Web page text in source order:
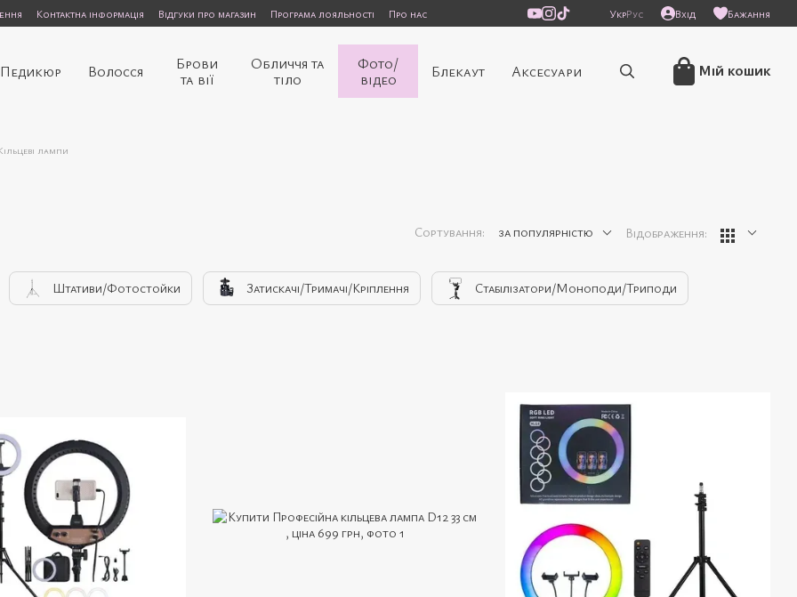
Контактна інформація Відгуки про магазин Програма лояльності Про нас УкрРус Вхід Бажання
Педикюр Волосся
Брови
та вії
Обличчя та
тіло
Фото/
відео
Блекаут Аксесуари Мій кошик
лампи
Сортування: за популярністю Відображення:
Штативи/Фотостойки Затискачі/Тримачі/Кріплення Стабілізатори/Моноподи/Триподи